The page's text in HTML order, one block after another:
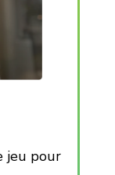
jeu pour